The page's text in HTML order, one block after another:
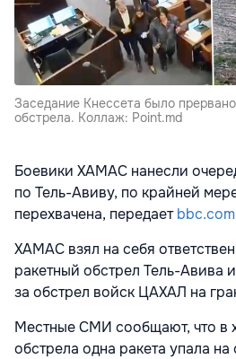
Заседание Кнессета было
обстрела. Коллаж: Point.md
Боевики ХАМАС нанесли
по Тель-Авиву, по крайней
перехвачена, передаетbbc.com
ХАМАС взял на себя
ракетный обстрел Тель-Авива
за обстрел войск ЦАХАЛ на
Местные СМИ сообщают, что в
обстрела одна ракета упала